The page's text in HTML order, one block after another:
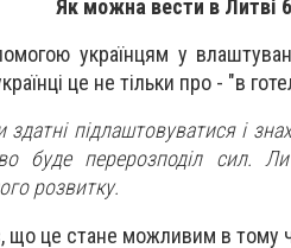
Як можна вести в Литві
українцям у
це не тільки про - "в
підлаштовуватися і
буде перерозподіл сил.
розвитку.
що це стане можливим в тому